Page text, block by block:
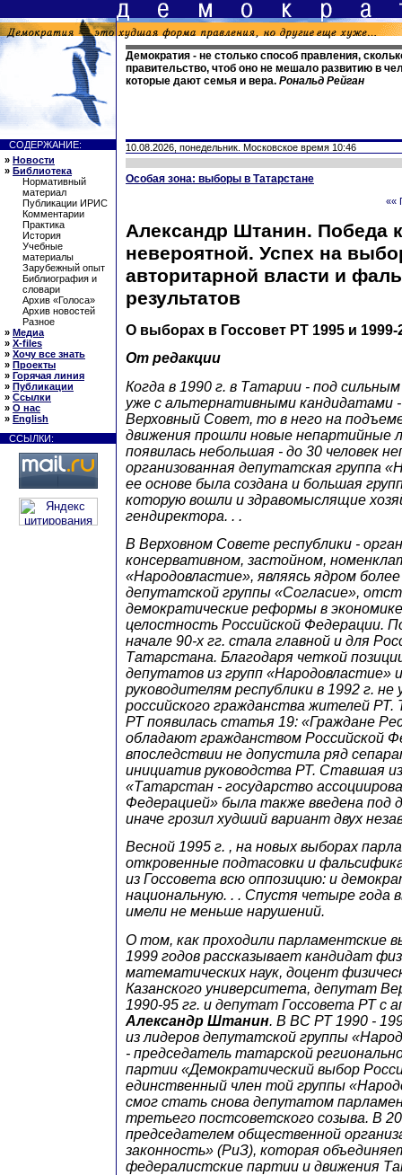
Демократия - не столько способ правления,
правительство, чтоб оно не мешало развитию в
которые дают семья и вера. Рональд Рейган
СОДЕРЖАНИЕ:
» Новости
» Библиотека
Нормативный
материал
Публикации ИРИС
Комментарии
Практика
История
Учебные
материалы
Зарубежный опыт
Библиография и
словари
Архив «Голоса»
Архив новостей
Разное
» Медиа
» X-files
» Хочу все знать
» Проекты
» Горячая линия
» Публикации
» Ссылки
» О нас
» English
ССЫЛКИ:
10.08.2026, понедельник. Московское время 10:46
Особая зона: выборы в Татарстане
««
Александр Штанин. Победа
невероятной. Успех на
авторитарной власти и
результатов
О выборах в Госсовет РТ 1995 и 1999-
От редакции
Когда в 1990 г. в Татарии - под
уже с альтернативными кандидатами -
Верховный Совет, то в него на
движения прошли новые непартийные
появилась небольшая - до 30 человек
организованная депутатская группа
ее основе была создана и большая
которую вошли и здравомыслящие
гендиректора. . .
В Верховном Совете республики -
консервативном, застойном,
«Народовластие», являясь ядром
депутатской группы «Согласие»,
демократические реформы в
целостность Российской Федерации.
начале 90-х гг. стала главной и для
Татарстана. Благодаря четкой
депутатов из групп «Народовластие»
руководителям республики в 1992 г.
российского гражданства жителей РТ.
РТ появилась статья 19: «Граждане
обладают гражданством Российской
впоследствии не допустила ряд
инициатив руководства РТ. Ставшая
«Татарстан - государство
Федерацией» была также введена под
иначе грозил худший вариант двух
Весной 1995 г. , на новых выборах
откровенные подтасовки и
из Госсовета всю оппозицию: и
национальную. . . Спустя четыре года
имели не меньше нарушений.
О том, как проходили парламентские
1999 годов рассказывает кандидат
математических наук, доцент
Казанского университета, депутат
1990-95 гг. и депутат Госсовета РТ с
Александр Штанин. В ВС РТ 1990 -
из лидеров депутатской группы
- председатель татарской
партии «Демократический выбор
единственный член той группы
смог стать снова депутатом
третьего постсоветского созыва. В
председателем общественной
законность» (РиЗ), которая
федералистские партии и движения